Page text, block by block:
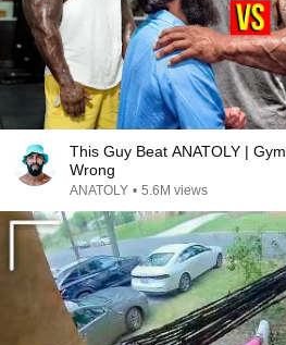
This Guy Beat ANATOLY |
Wrong
ANATOLY • 5.6M views